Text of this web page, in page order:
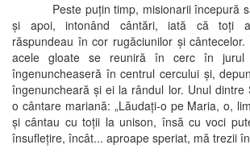
Peste puțin timp, misionarii începură
și apoi, intonând cântări, iată că toți
răspundeau în cor rugăciunilor și
acele gloate se reuniră în cerc în jurul
îngenuncheaseră în centrul cercului și,
îngenuncheară și ei la rândul lor. Unul dintre
o cântare mariană: „Lăudați-o pe Maria, o,
și cântau cu toții la unison, însă cu voci
însuflețire, încât... aproape speriat, mă trezii